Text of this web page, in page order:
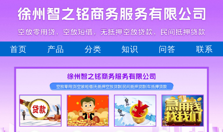
首页 产品 分类 知识 问答 联系